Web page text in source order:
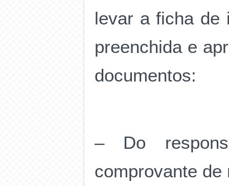
levar a ficha de
preenchida e
documentos:
– Do
comprovante de